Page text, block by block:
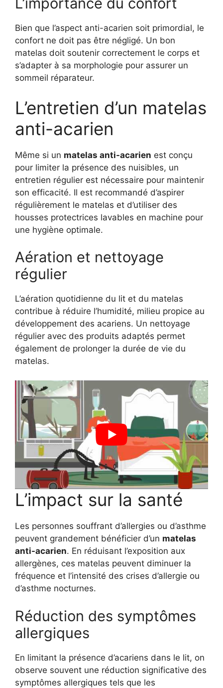
Bien que l’aspect anti-acarien soit primordial, le
confort ne doit pas être négligé. Un bon
matelas doit soutenir correctement le corps et
s’adapter à sa morphologie pour assurer un
sommeil réparateur.
L’entretien d’un matelas
anti-acarien
Même si un matelas anti-acarien est conçu
pour limiter la présence des nuisibles, un
entretien régulier est nécessaire pour maintenir
son efficacité. Il est recommandé d’aspirer
régulièrement le matelas et d’utiliser des
housses protectrices lavables en machine pour
une hygiène optimale.
Aération et nettoyage
régulier
L’aération quotidienne du lit et du matelas
contribue à réduire l’humidité, milieu propice au
développement des acariens. Un nettoyage
régulier avec des produits adaptés permet
également de prolonger la durée de vie du
matelas.
L’impact sur la santé
Les personnes souffrant d’allergies ou d’asthme
peuvent grandement bénéficier d’un matelas
anti-acarien. En réduisant l’exposition aux
allergènes, ces matelas peuvent diminuer la
fréquence et l’intensité des crises d’allergie ou
d’asthme nocturnes.
Réduction des symptômes
allergiques
En limitant la présence d’acariens dans le lit, on
observe souvent une réduction significative des
symptômes allergiques tels que les